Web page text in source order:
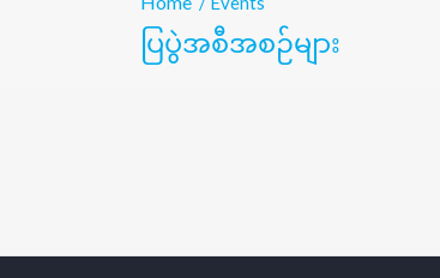
ပြပွဲအစီအစဉ်များ